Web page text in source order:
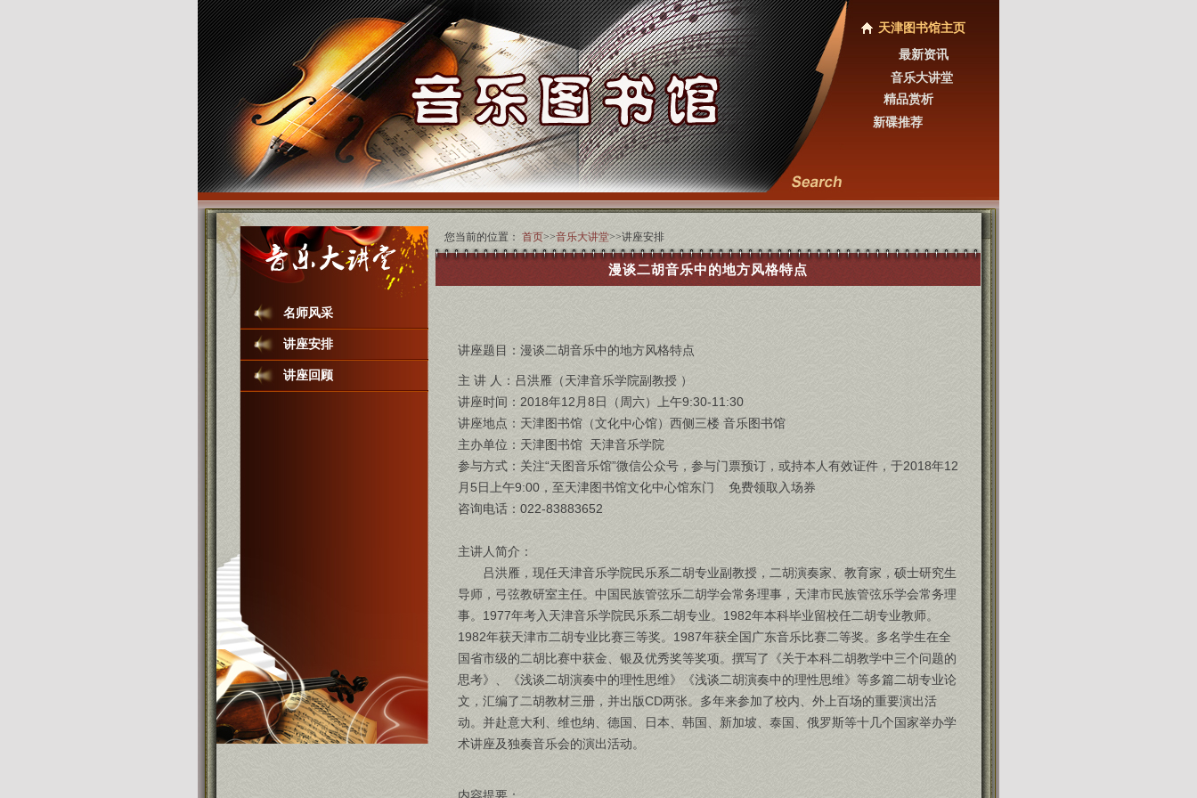
天津图书馆主页
最新资讯
音乐大讲堂
精品赏析
新碟推荐
名师风采
讲座安排
讲座回顾
您当前的位置： 首页>>音乐大讲堂>>讲座安排
漫谈二胡音乐中的地方风格特点
讲座题目：漫谈二胡音乐中的地方风格特点
主 讲 人：吕洪雁（天津音乐学院副教授 ）
讲座时间：2018年12月8日（周六）上午9:30-11:30
讲座地点：天津图书馆（文化中心馆）西侧三楼 音乐图书馆
主办单位：天津图书馆 天津音乐学院
参与方式：关注“天图音乐馆”微信公众号，参与门票预订，或持本人有效证件，于2018年12
月5日上午9:00，至天津图书馆文化中心馆东门 免费领取入场券
咨询电话：022-83883652
主讲人简介：
吕洪雁，现任天津音乐学院民乐系二胡专业副教授，二胡演奏家、教育家，硕士研究生
导师，弓弦教研室主任。中国民族管弦乐二胡学会常务理事，天津市民族管弦乐学会常务理
事。1977年考入天津音乐学院民乐系二胡专业。1982年本科毕业留校任二胡专业教师。
1982年获天津市二胡专业比赛三等奖。1987年获全国广东音乐比赛二等奖。多名学生在全
国省市级的二胡比赛中获金、银及优秀奖等奖项。撰写了《关于本科二胡教学中三个问题的
思考》、《浅谈二胡演奏中的理性思维》《浅谈二胡演奏中的理性思维》等多篇二胡专业论
文，汇编了二胡教材三册，并出版CD两张。多年来参加了校内、外上百场的重要演出活
动。并赴意大利、维也纳、德国、日本、韩国、新加坡、泰国、俄罗斯等十几个国家举办学
术讲座及独奏音乐会的演出活动。